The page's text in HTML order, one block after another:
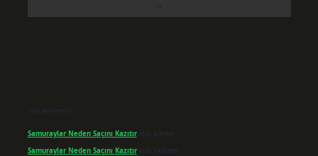
Son yorumlar
Samuraylar Neden Saçını Kazıtıriçin admin
Samuraylar Neden Saçını Kazıtıriçin Fadime